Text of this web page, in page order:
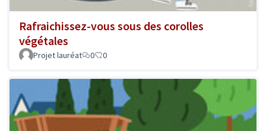
Rafraichissez-vous sous des corolles
végétales
Projet lauréat 0 0